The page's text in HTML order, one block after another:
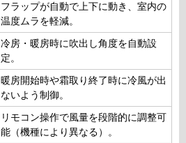
フラップが自動で上下に動き、室内の
温度ムラを軽減。
冷房・暖房時に吹出し角度を自動設
定。
暖房開始時や霜取り終了時に冷風が出
ないよう制御。
リモコン操作で風量を段階的に調整可
能（機種により異なる）。